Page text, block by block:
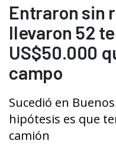
Entraron sin
llevaron 52
US$50.000
campo
Sucedió en
hipótesis es que
camión